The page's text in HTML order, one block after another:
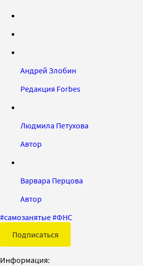
Андрей Злобин
Редакция Forbes
Людмила Петухова
Автор
Варвара Перцова
Автор
#самозанятые#ФНС
Подписаться
Информация: